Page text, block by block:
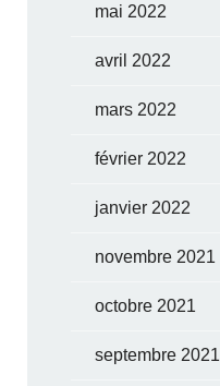
mai 2022
avril 2022
mars 2022
février 2022
janvier 2022
novembre 2021
octobre 2021
septembre 2021